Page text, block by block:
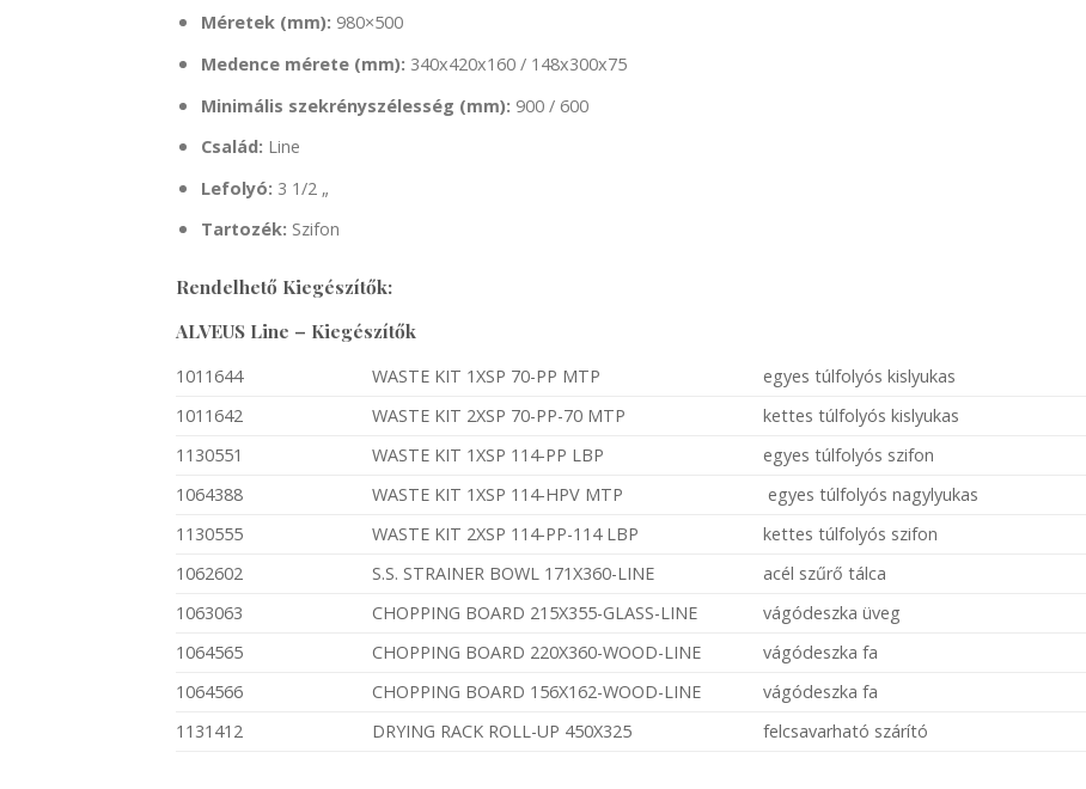
Méretek (mm): 980×500
Medence mérete (mm): 340x420x160 / 148x300x75
Minimális szekrényszélesség (mm): 900 / 600
Család: Line
Lefolyó: 3 1/2 „
Tartozék: Szifon
Rendelhető Kiegészítők:
ALVEUS Line – Kiegészítők
1011644 WASTE KIT 1XSP 70-PP MTP
egyes túlfolyós kislyukas
1011642
WASTE KIT 2XSP 70-PP-70 MTP
kettes túlfolyós kislyukas
1130551
WASTE KIT 1XSP 114-PP LBP
egyes túlfolyós szifon
1064388
WASTE KIT 1XSP 114-HPV MTP
egyes túlfolyós nagylyukas
1130555
WASTE KIT 2XSP 114-PP-114 LBP
kettes túlfolyós szifon
1062602
S.S. STRAINER BOWL 171X360-LINE
acél szűrő tálca
1063063
CHOPPING BOARD 215X355-GLASS-LINE
vágódeszka üveg
1064565
CHOPPING BOARD 220X360-WOOD-LINE
vágódeszka fa
1064566
CHOPPING BOARD 156X162-WOOD-LINE
vágódeszka fa
1131412
DRYING RACK ROLL-UP 450X325 felcsavarható szárító